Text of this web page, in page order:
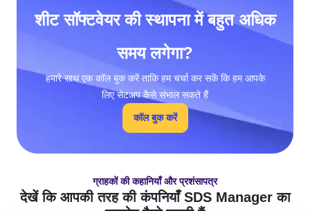
शीट सॉफ्टवेयर की स्थापना में बहुत अधिक
समय लगेगा?
हमारे साथ एक कॉल बुक करें ताकि हम चर्चा कर सकें कि हम आपके
लिए सेटअप कैसे संभाल सकते हैं
कॉल बुक करें
ग्राहकों की कहानियाँ और प्रशंसापत्र
देखें कि आपकी तरह की कंपनियाँ SDS Manager का